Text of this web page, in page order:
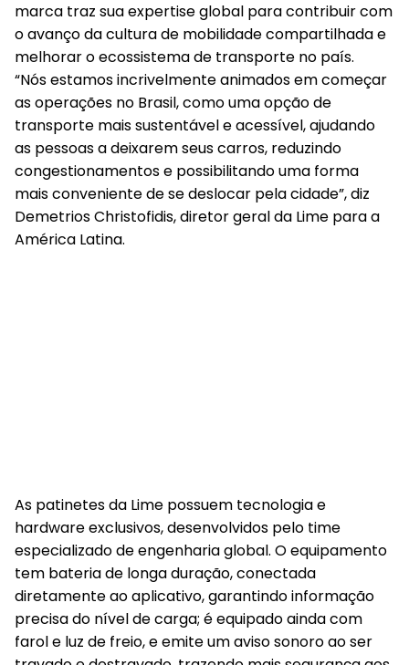
marca traz sua expertise global para contribuir com
o avanço da cultura de mobilidade compartilhada e
melhorar o ecossistema de transporte no país.
“Nós estamos incrivelmente animados em começar
as operações no Brasil, como uma opção de
transporte mais sustentável e acessível, ajudando
as pessoas a deixarem seus carros, reduzindo
congestionamentos e possibilitando uma forma
mais conveniente de se deslocar pela cidade”, diz
Demetrios Christofidis, diretor geral da Lime para a
América Latina.
As patinetes da Lime possuem tecnologia e
hardware exclusivos, desenvolvidos pelo time
especializado de engenharia global. O equipamento
tem bateria de longa duração, conectada
diretamente ao aplicativo, garantindo informação
precisa do nível de carga; é equipado ainda com
farol e luz de freio, e emite um aviso sonoro ao ser